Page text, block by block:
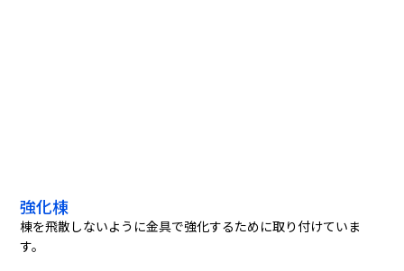
強化棟
棟を飛散しないように金具で強化するために取り付けていま
す。